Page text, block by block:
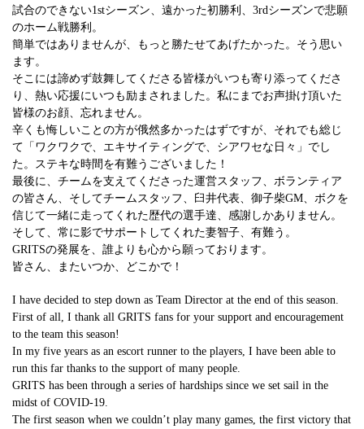
試合のできない1stシーズン、遠かった初勝利、3rdシーズンで悲願
のホーム戦勝利。
簡単ではありませんが、もっと勝たせてあげたかった。そう思い
ます。
そこには諦めず鼓舞してくださる皆様がいつも寄り添ってくださ
り、熱い応援にいつも励まされました。私にまでお声掛け頂いた
皆様のお顔、忘れません。
辛くも悔しいことの方が俄然多かったはずですが、それでも総じ
て「ワクワクで、エキサイティングで、シアワセな日々」でし
た。ステキな時間を有難うございました！
最後に、チームを支えてくださった運営スタッフ、ボランティア
の皆さん、そしてチームスタッフ、臼井代表、御子柴GM、ボクを
信じて一緒に走ってくれた歴代の選手達、感謝しかありません。
そして、常に影でサポートしてくれた妻智子、有難う。
GRITSの発展を、誰よりも心から願っております。
皆さん、またいつか、どこかで！
I have decided to step down as Team Director at the end of this season.
First of all, I thank all GRITS fans for your support and encouragement
to the team this season!
In my five years as an escort runner to the players, I have been able to
run this far thanks to the support of many people.
GRITS has been through a series of hardships since we set sail in the
midst of COVID-19.
The first season when we couldn’t play many games, the first victory that